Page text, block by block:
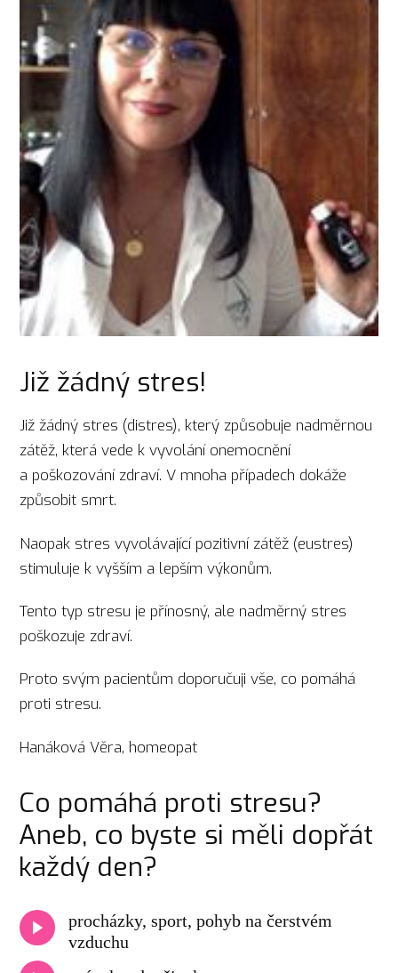
Již žádný stres!
Již žádný stres (distres), který způsobuje nadměrnou
zátěž, která vede k vyvolání onemocnění
a poškozování zdraví. V mnoha případech dokáže
způsobit smrt.
Naopak stres vyvolávající pozitivní zátěž (eustres)
stimuluje k vyšším a lepším výkonům.
Tento typ stresu je přínosný, ale nadměrný stres
poškozuje zdraví.
Proto svým pacientům doporučuji vše, co pomáhá
proti stresu.
Hanáková Věra, homeopat
Co pomáhá proti stresu?
Aneb, co byste si měli dopřát
každý den?
procházky, sport, pohyb na čerstvém
vzduchu